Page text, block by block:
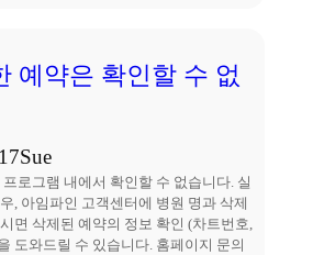
예약은 확인할 수 없
Sue
로그램 내에서 확인할 수 없습니다. 실
, 아임파인 고객센터에 병원 명과 삭제
면 삭제된 예약의 정보 확인 (차트번호,
도와드릴 수 있습니다. 홈페이지 문의